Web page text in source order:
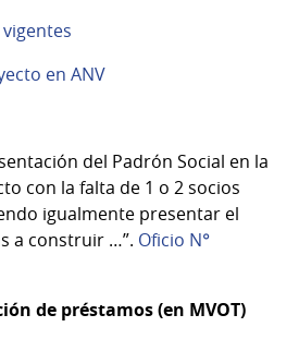
en ANV
del Padrón Social en la
con la falta de 1 o 2 socios
igualmente presentar el
a construir …”. Oficio N°
de préstamos (en MVOT)